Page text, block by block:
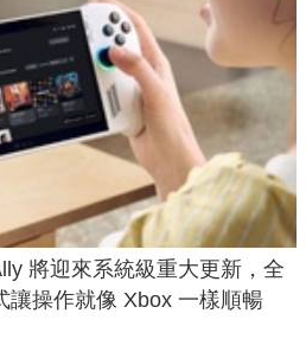
將迎來系統級重大更新，全
讓操作就像 Xbox 一樣順暢